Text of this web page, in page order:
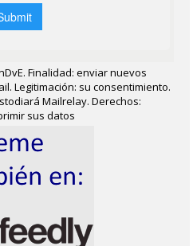
Finalidad: enviar nuevos
Legitimación: su consentimiento.
Mailrelay. Derechos:
sus datos